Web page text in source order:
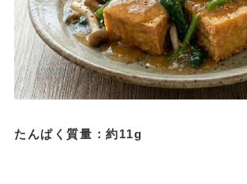
たんぱく質量：約11g